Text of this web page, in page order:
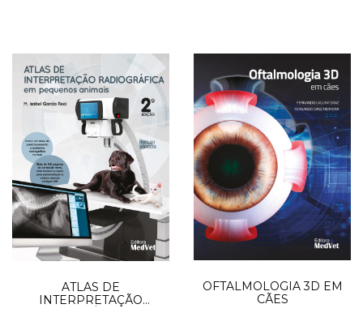
ATLAS DE
INTERPRETAÇÃO
OFTALMOLOGIA 3D EM
CÃES